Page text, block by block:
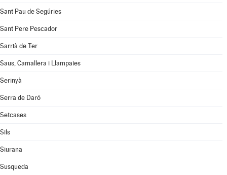
Sant Pau de Segúries
Sant Pere Pescador
Sarrià de Ter
Saus, Camallera i Llampaies
Serinyà
Serra de Daró
Setcases
Sils
Siurana
Susqueda